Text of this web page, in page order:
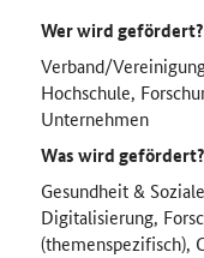
Wer wird
Verband/
Hochschule,
Unternehmen
Was wird
Gesundheit &
Digitalisierung,
(themenspezifisch),